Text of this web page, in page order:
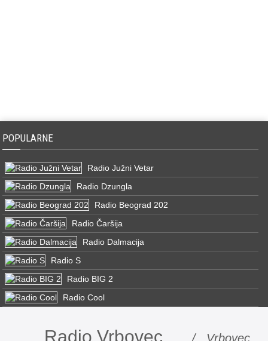
POPULARNE
Radio Južni Vetar
Radio Dzungla
Radio Beograd 202
Radio Čaršija
Radio Dalmacija
Radio S
Radio BIG 2
Radio Cool
Radio Vrbovec / Vrbovec